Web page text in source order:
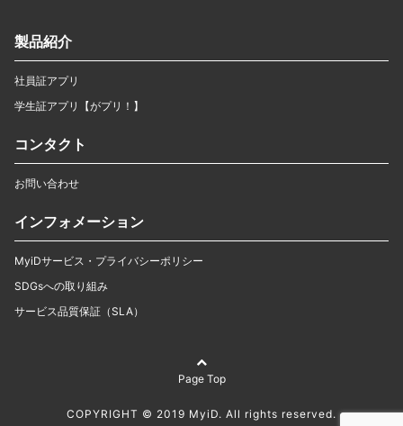
製品紹介
社員証アプリ
学生証アプリ【がプリ！】
コンタクト
お問い合わせ
インフォメーション
MyiDサービス・プライバシーポリシー
SDGsへの取り組み
サービス品質保証（SLA）
Page Top
COPYRIGHT © 2019 MyiD. All rights reserved.